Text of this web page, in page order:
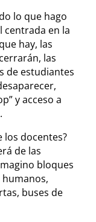
lo que hago
en la
hay, las
las
de estudiantes
y acceso a
los docentes?
de las
bloques
buses de